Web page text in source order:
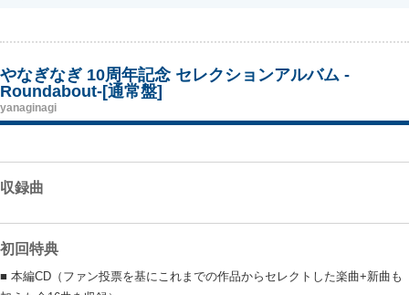
やなぎなぎ 10周年記念 セレクションアルバム -
Roundabout-[通常盤]
yanaginagi
収録曲
初回特典
■ 本編CD（ファン投票を基にこれまでの作品からセレクトした楽曲+新曲も